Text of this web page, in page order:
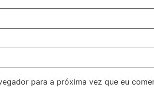
para a próxima vez que eu